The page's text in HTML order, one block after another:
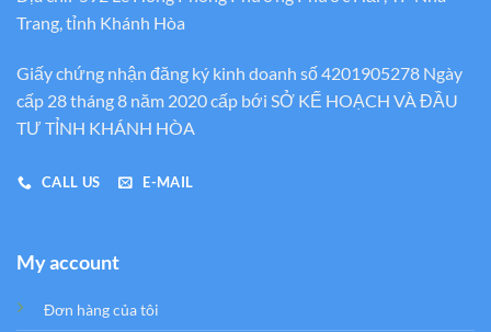
Trang, tỉnh Khánh Hòa
Giấy chứng nhận đăng ký kinh doanh số 4201905278 Ngày
cấp 28 tháng 8 năm 2020 cấp bới SỞ KẾ HOẠCH VÀ ĐẦU
TƯ TỈNH KHÁNH HÒA
CALL US E-MAIL
My account
Đơn hàng của tôi